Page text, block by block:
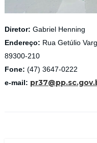
Diretor: Gabriel Henning
Endereço: Rua Getúlio
89300-210
Fone: (47) 3647-0222
e-mail: